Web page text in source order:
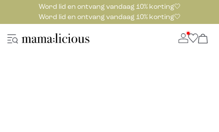
Word lid en ontvang vandaag 10% korting🤍
Word lid en ontvang vandaag 10% korting🤍